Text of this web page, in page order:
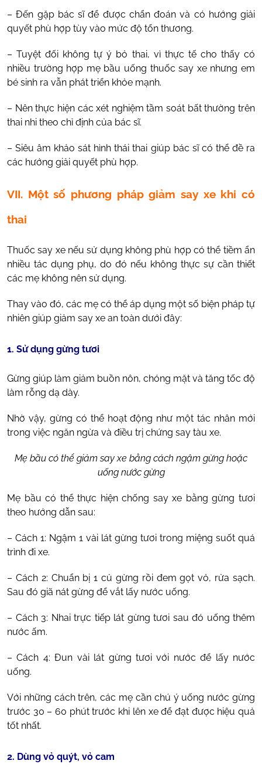
– Đến gặp bác sĩ để được chẩn đoán và có hướng giải
quyết phù hợp tùy vào mức độ tổn thương.
– Tuyệt đối không tự ý bỏ thai, vì thực tế cho thấy có
nhiều trường hợp mẹ bầu uống thuốc say xe nhưng em
bé sinh ra vẫn phát triển khỏe mạnh.
– Nên thực hiện các xét nghiệm tầm soát bất thường trên
thai nhi theo chỉ định của bác sĩ.
– Siêu âm khảo sát hình thái thai giúp bác sĩ có thể đề ra
các hướng giải quyết phù hợp.
VII. Một số phương pháp giảm say xe khi có
thai
Thuốc say xe nếu sử dụng không phù hợp có thể tiềm ẩn
nhiều tác dụng phụ, do đó nếu không thực sự cần thiết
các mẹ không nên sử dụng.
Thay vào đó, các mẹ có thể áp dụng một số biện pháp tự
nhiên giúp giảm say xe an toàn dưới đây:
1. Sử dụng gừng tươi
Gừng giúp làm giảm buồn nôn, chóng mặt và tăng tốc độ
làm rỗng dạ dày.
Nhờ vậy, gừng có thể hoạt động như một tác nhân mới
trong việc ngăn ngừa và điều trị chứng say tàu xe.
Mẹ bầu có thể giảm say xe bằng cách ngậm gừng hoặc
uống nước gừng
Mẹ bầu có thể thực hiện chống say xe bằng gừng tươi
theo hướng dẫn sau:
– Cách 1: Ngậm 1 vài lát gừng tươi trong miệng suốt quá
trình đi xe.
– Cách 2: Chuẩn bị 1 củ gừng rồi đem gọt vỏ, rửa sạch.
Sau đó giã nát gừng để vắt lấy nước uống.
– Cách 3: Nhai trực tiếp lát gừng tươi sau đó uống thêm
nước ấm.
– Cách 4: Đun vài lát gừng tươi với nước để lấy nước
uống.
Với những cách trên, các mẹ cần chú ý uống nước gừng
trước 30 – 60 phút trước khi lên xe để đạt được hiệu quả
tốt nhất.
2. Dùng vỏ quýt, vỏ cam